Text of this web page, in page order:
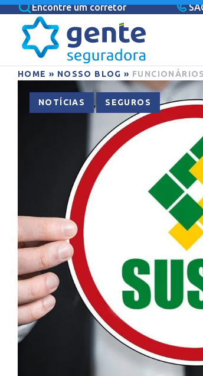
Encontre um corretor
HOME » NOSSO BLOG »
NOTÍCIAS SEGUROS